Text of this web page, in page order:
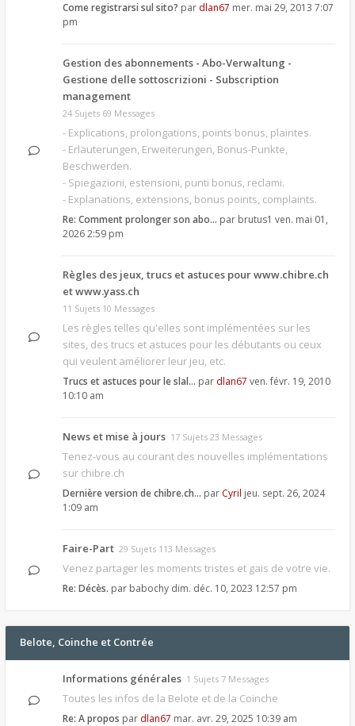
Come registrarsi sul sito? par dlan67 mer. mai 29, 2013 7:07
pm
Gestion des abonnements - Abo-Verwaltung -
Gestione delle sottoscrizioni - Subscription
management
24 Sujets 69 Messages
- Explications, prolongations, points bonus, plaintes.
- Erläuterungen, Erweiterungen, Bonus-Punkte,
Beschwerden.
- Spiegazioni, estensioni, punti bonus, reclami.
- Explanations, extensions, bonus points, complaints.
Re: Comment prolonger son abo… par brutus1 ven. mai 01,
2026 2:59 pm
Règles des jeux, trucs et astuces pour www.chibre.ch
et www.yass.ch
11 Sujets 10 Messages
Les règles telles qu'elles sont implémentées sur les
sites, des trucs et astuces pour les débutants ou ceux
qui veulent améliorer leur jeu, etc.
Trucs et astuces pour le slal… par dlan67 ven. févr. 19, 2010
10:10 am
News et mise à jours 17 Sujets 23 Messages
Tenez-vous au courant des nouvelles implémentations
sur chibre.ch
Dernière version de chibre.ch… par Cyril jeu. sept. 26, 2024
1:09 am
Faire-Part 29 Sujets 113 Messages
Venez partager les moments tristes et gais de votre vie.
Re: Décès. par babochy dim. déc. 10, 2023 12:57 pm
Belote, Coinche et Contrée
Informations générales 1 Sujets 7 Messages
Toutes les infos de la Belote et de la Coinche
Re: A propos par dlan67 mar. avr. 29, 2025 10:39 am